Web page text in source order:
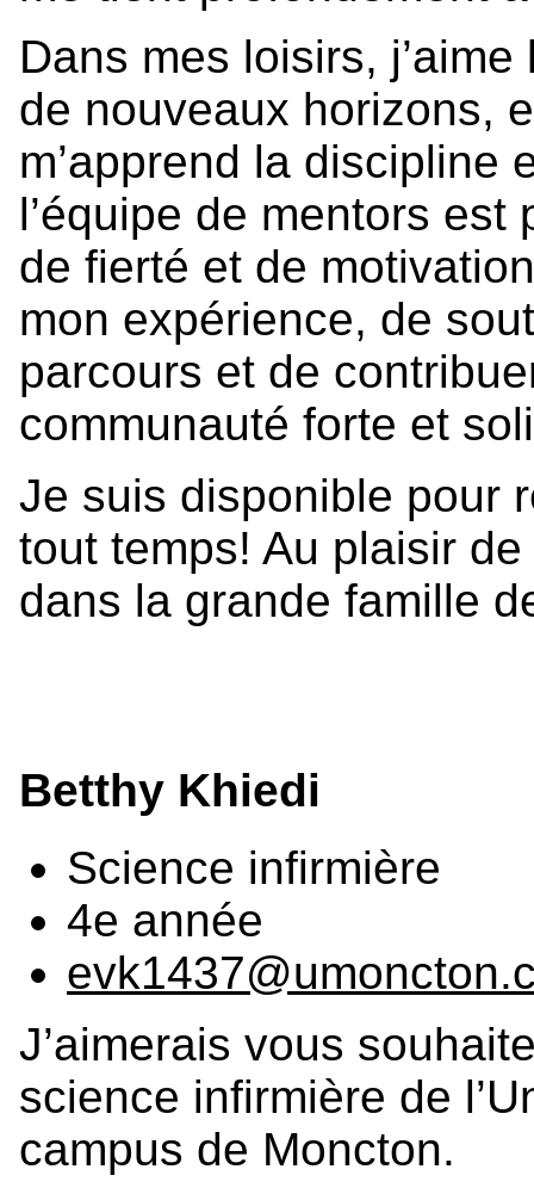
Dans mes loisirs,
de nouveaux horizons,
m’apprend la discipline
l’équipe de mentors
de fierté et de
mon expérience, de
parcours et de
communauté forte et
Je suis disponible pour
tout temps! Au plaisir
dans la grande famille
Betthy Khiedi
Science infirmière
4e année
J’aimerais vous
science infirmière de
campus de Moncton.